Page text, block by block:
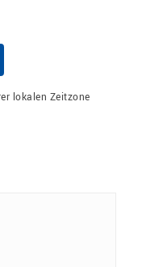
lokalen Zeitzone